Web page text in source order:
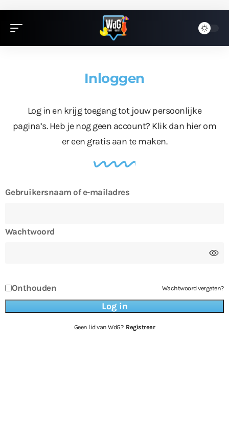
Inloggen
Log in en krijg toegang tot jouw persoonlijke
pagina’s. Heb je nog geen account? Klik dan hierom
er een gratis aan te maken.
Gebruikersnaam of e-mailadres
Wachtwoord
Onthouden Wachtwoord vergeten?
Geen lid van WdG? Registreer